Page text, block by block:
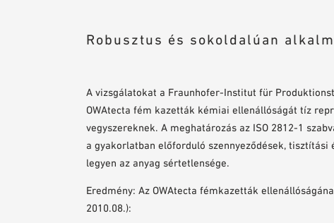
Robusztus és sokoldalúan
A vizsgálatokat a Fraunhofer-Institut für
OWAtecta fém kazetták kémiai ellenállóságát tíz
vegyszereknek. A meghatározás az ISO 2812-1
a gyakorlatban előforduló szennyeződések,
legyen az anyag sértetlensége.
Eredmény: Az OWAtecta fémkazetták
2010.08.):